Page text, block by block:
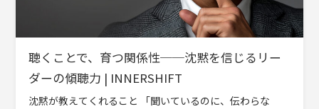
聴くことで、育つ関係性──沈黙を信じるリー
ダーの傾聴力 | INNERSHIFT
沈黙が教えてくれること 「聞いているのに、伝わらな